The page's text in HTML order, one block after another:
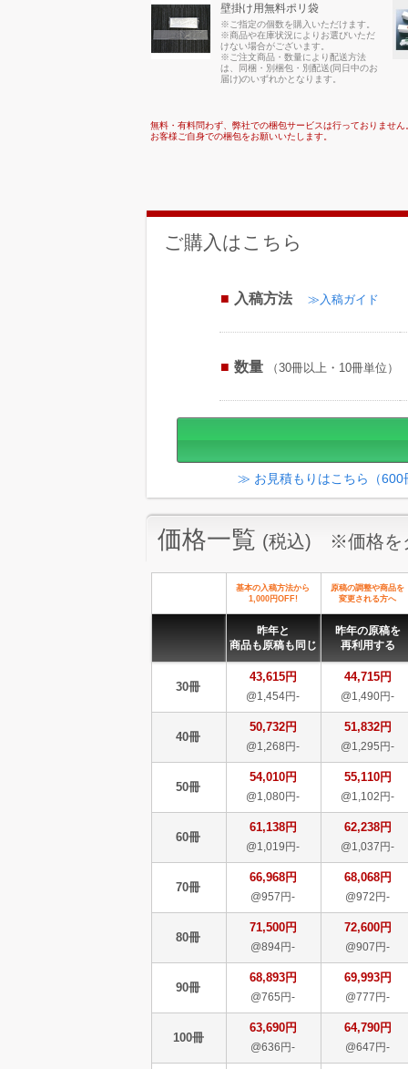
壁掛け用無料ポリ袋
※ご指定の個数を購入いただけます。
※商品や在庫状況によりお選びいただ
けない場合がございます。
※ご注文商品・数量により配送方法
は、同梱・別梱包・別配送(同日中のお
届け)のいずれかとなります。
無料・有料問わず、弊社での梱包サービスは行っておりません
お客様ご自身での梱包をお願いいたします。
ご購入はこちら
入稿方法 ≫入稿ガイド
数量 （30冊以上・10冊単位）
≫ お見積もりはこちら（600
価格一覧 (税込) ※価格を
基本の入稿方法から
1,000円OFF!
原稿の調整や商品を
変更される方へ
昨年と
商品も原稿も同じ
昨年の原稿を
再利用する
30冊
43,615円
@1,454円-
44,715円
@1,490円-
40冊
50,732円
@1,268円-
51,832円
@1,295円-
50冊
54,010円
@1,080円-
55,110円
@1,102円-
60冊
61,138円
@1,019円-
62,238円
@1,037円-
70冊
66,968円
@957円-
68,068円
@972円-
80冊
71,500円
@894円-
72,600円
@907円-
90冊
68,893円
@765円-
69,993円
@777円-
100冊
63,690円
@636円-
64,790円
@647円-